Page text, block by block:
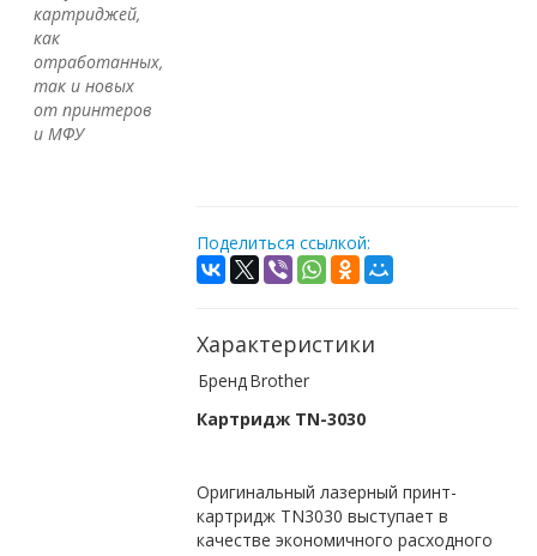
картриджей,
как
отработанных,
так и новых
от принтеров
и МФУ
Поделиться ссылкой:
Характеристики
БрендBrother
Картридж TN-3030
Оригинальный лазерный принт-
картридж TN3030 выступает в
качестве экономичного расходного